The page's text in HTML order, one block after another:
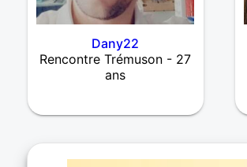
Dany22
Rencontre Trémuson - 27
ans